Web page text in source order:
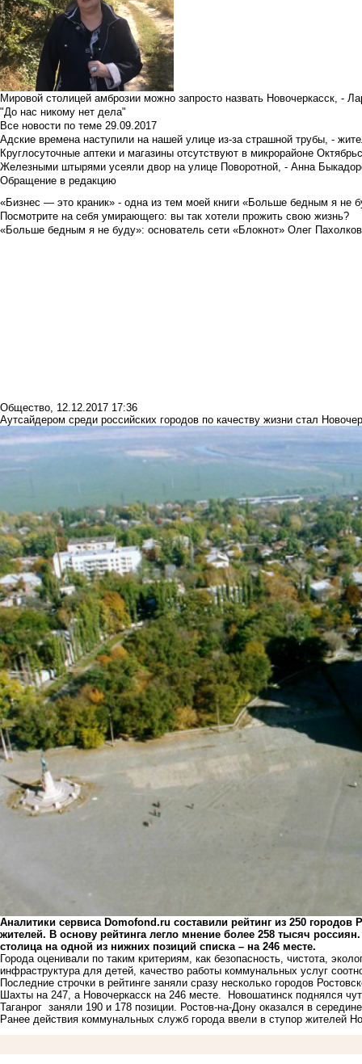
Мировой столицей амброзии можно запросто назвать Новочеркасск, -
"До нас никому нет дела"
Все новости по теме 29.09.2017
Адские времена наступили на нашей улице из-за страшной трубы, -
Круглосуточные аптеки и магазины отсутствуют в микрорайоне
Железными штырями усеяли двор на улице Поворотной, - Анна
Обращение в редакцию
«Бизнес — это краник» - одна из тем моей книги «Больше бедным я не
Посмотрите на себя умирающего: вы так хотели прожить свою жизнь?
«Больше бедным я не буду»: основатель сети «Блокнот» Олег Пахолков
Общество, 12.12.2017 17:36
Аутсайдером среди российских городов по качеству жизни стал
Аналитики сервиса Domofond.ru составили рейтинг из 250
жителей. В основу рейтинга легло мнение более 258 тысяч
столица на одной из нижних позиций списка – на 246 месте.
Города оценивали по таким критериям, как безопасность, чистота,
инфраструктура для детей, качество работы коммунальных услуг
Последние строчки в рейтинге заняли сразу несколько городов
Шахты на 247, а Новочеркасск на 246 месте. Новошатинск поднялся
Таганрог заняли 190 и 178 позиции. Ростов-на-Дону оказался в
Ранее действия коммунальных служб города ввели в ступор жителей